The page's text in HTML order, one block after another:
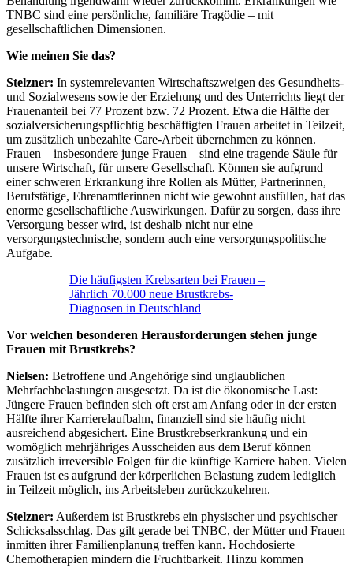
TNBC sind eine persönliche, familiäre Tragödie – mit
gesellschaftlichen Dimensionen.
Wie meinen Sie das?
Stelzner: In systemrelevanten Wirtschaftszweigen des Gesundheits-
und Sozialwesens sowie der Erziehung und des Unterrichts liegt der
Frauenanteil bei 77 Prozent bzw. 72 Prozent. Etwa die Hälfte der
sozialversicherungspflichtig beschäftigten Frauen arbeitet in Teilzeit,
um zusätzlich unbezahlte Care-Arbeit übernehmen zu können.
Frauen – insbesondere junge Frauen – sind eine tragende Säule für
unsere Wirtschaft, für unsere Gesellschaft. Können sie aufgrund
einer schweren Erkrankung ihre Rollen als Mütter, Partnerinnen,
Berufstätige, Ehrenamtlerinnen nicht wie gewohnt ausfüllen, hat das
enorme gesellschaftliche Auswirkungen. Dafür zu sorgen, dass ihre
Versorgung besser wird, ist deshalb nicht nur eine
versorgungstechnische, sondern auch eine versorgungspolitische
Aufgabe.
Die häufigsten Krebsarten bei Frauen –
Jährlich 70.000 neue Brustkrebs-
Diagnosen in Deutschland
Vor welchen besonderen Herausforderungen stehen junge
Frauen mit Brustkrebs?
Nielsen: Betroffene und Angehörige sind unglaublichen
Mehrfachbelastungen ausgesetzt. Da ist die ökonomische Last:
Jüngere Frauen befinden sich oft erst am Anfang oder in der ersten
Hälfte ihrer Karrierelaufbahn, finanziell sind sie häufig nicht
ausreichend abgesichert. Eine Brustkrebserkrankung und ein
womöglich mehrjähriges Ausscheiden aus dem Beruf können
zusätzlich irreversible Folgen für die künftige Karriere haben. Vielen
Frauen ist es aufgrund der körperlichen Belastung zudem lediglich
in Teilzeit möglich, ins Arbeitsleben zurückzukehren.
Stelzner: Außerdem ist Brustkrebs ein physischer und psychischer
Schicksalsschlag. Das gilt gerade bei TNBC, der Mütter und Frauen
inmitten ihrer Familienplanung treffen kann. Hochdosierte
Chemotherapien mindern die Fruchtbarkeit. Hinzu kommen